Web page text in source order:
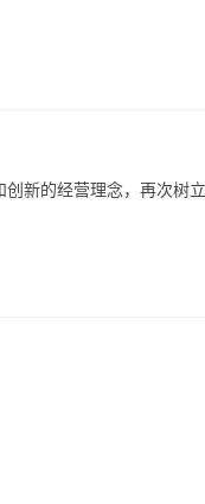
新的经营理念，再次树